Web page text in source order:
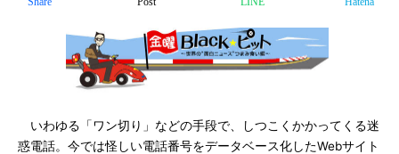
いわゆる「ワン切り」などの手段で、しつこくかかってくる迷
惑電話。今では怪しい電話番号をデータベース化したWebサイト